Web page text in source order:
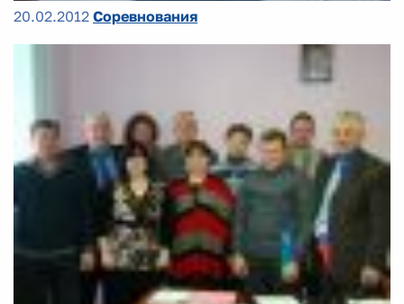
20.02.2012 Соревнования